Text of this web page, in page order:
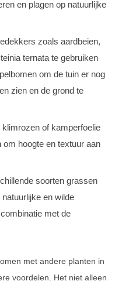
en plagen op natuurlijke
zoals aardbeien,
ternata te gebruiken
om de tuin er nog
zien en de grond te
of kamperfoelie
om hoogte en textuur aan
soorten grassen
en wilde
met de
met andere planten in
voordelen. Het niet alleen